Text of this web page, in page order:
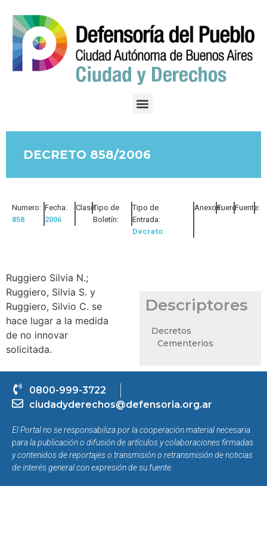
DECRETO 858/2006
Numero:
858
Fecha:
2006
Clase:Tipo de
Boletín:
Tipo de
Entrada:
Decreto
Anexos:Fuero:Fuente:
Ruggiero Silvia N.;
Ruggiero, Silvia S. y
Ruggiero, Silvio C. se
hace lugar a la medida
de no innovar
solicitada.
Descriptores
Decretos
Cementerios
0800-999-3722
ciudadyderechos@defensoria.org.ar
El Portal no se responsabiliza por la cooperación material necesaria
para la publicación o difusión de artículos y colaboraciones firmadas
y contenidos de reportajes o transmisión o retransmisión de noticias
de interés general con expresión de su fuente.